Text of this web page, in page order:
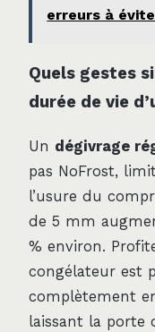
erreurs à
Quels gestes
durée de vie
Un dégivrage
pas NoFrost,
l’usure du
de 5 mm
% environ.
congélateur est
complètement
laissant la porte